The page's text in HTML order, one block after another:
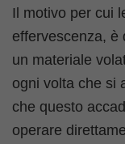
Il motivo per cui
effervescenza, è
un materiale
ogni volta che si
che questo
operare